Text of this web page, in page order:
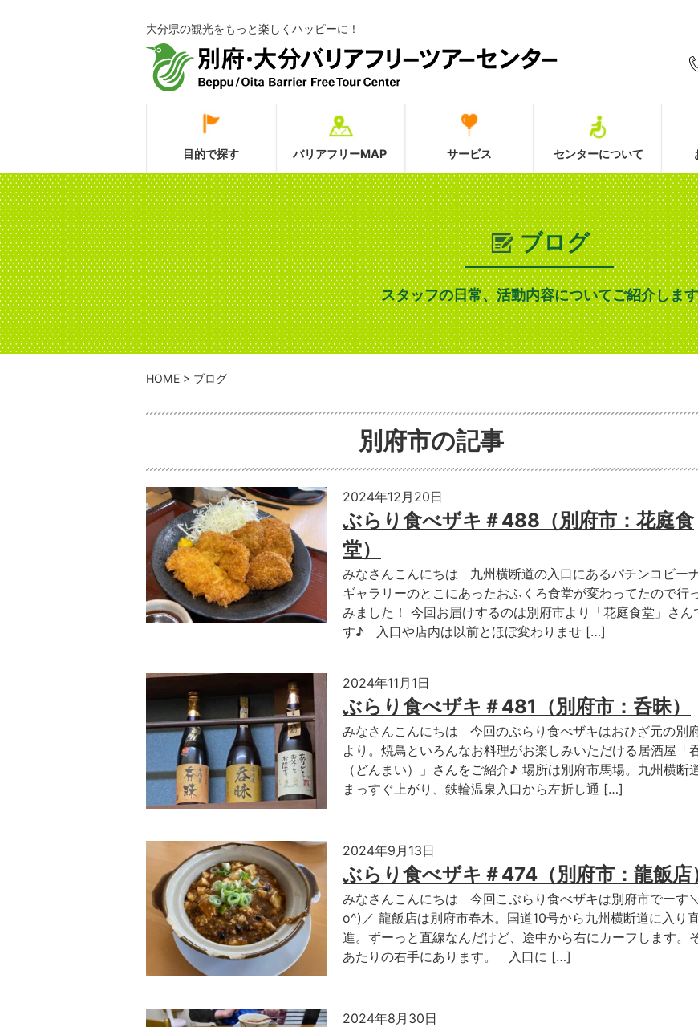
大分県の観光をもっと楽しくハッピーに！
目的で探す バリアフリーMAP サービス センターについて
ブログ
スタッフの日常、活動内容についてご紹介しま
HOME > ブログ
別府市の記事
2024年12月20日
ぶらり食べザキ＃488（別府市：花庭食
堂）
みなさんこんにちは 九州横断道の入口にあるパチンコビー
ギャラリーのとこにあったおふくろ食堂が変わってたので行
みました！ 今回お届けするのは別府市より「花庭食堂」さん
す♪ 入口や店内は以前とほぼ変わりませ […]
2024年11月1日
ぶらり食べザキ＃481（別府市：呑昧）
みなさんこんにちは 今回のぶらり食べザキはおひざ元の別
より。焼鳥といろんなお料理がお楽しみいただける居酒屋「
（どんまい）」さんをご紹介♪ 場所は別府市馬場。九州横断
まっすぐ上がり、鉄輪温泉入口から左折し通 […]
2024年9月13日
ぶらり食べザキ＃474（別府市：龍飯店
みなさんこんにちは 今回こぶらり食べザキは別府市でーす
o^)／ 龍飯店は別府市春木。国道10号から九州横断道に入り
進。ずーっと直線なんだけど、途中から右にカーフします。
あたりの右手にあります。 入口に […]
2024年8月30日